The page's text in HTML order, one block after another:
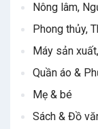
Nông lâm,
Phong thủy,
Máy sản
Quần áo &
Mẹ & bé
Sách & Đồ